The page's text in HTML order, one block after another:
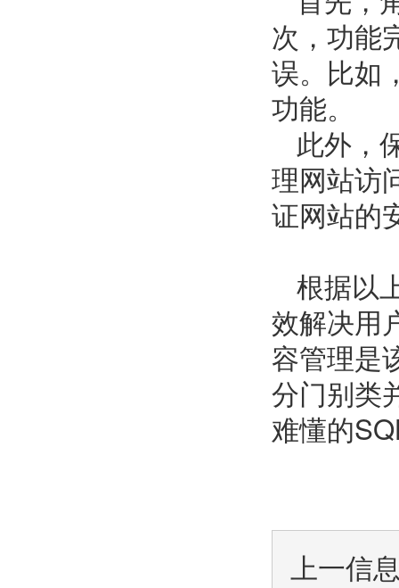
次，功能
误。比如
功能。
此外，
理网站访
证网站的
根据以
效解决用
容管理是
分门别类
难懂的
上一信